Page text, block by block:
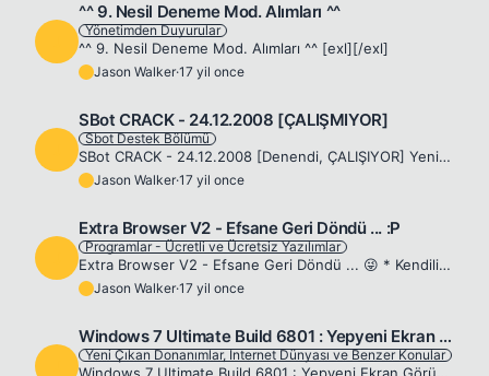
^^ 9. Nesil Deneme Mod. Alımları ^^
Yönetimden Duyurular
^^ 9. Nesil Deneme Mod. Alımları ^^ [exl][/exl]
Jason Walker·17 yil once
SBot CRACK - 24.12.2008 [ÇALIŞMIYOR]
Sbot Destek Bölümü
SBot CRACK - 24.12.2008 [Denendi, ÇALIŞIYOR] Yeni ve en profesyonel bot olan SBot'tun Crack'ini sizlerle paylaşmaktayım. Kullanım : -Sbot'u açın -Crack.exe'yi açın. -Login succesful yazısını görünce ...
Jason Walker·17 yil once
Extra Browser V2 - Efsane Geri Döndü ... :P
Programlar - Ücretli ve Ücretsiz Yazılımlar
Extra Browser V2 - Efsane Geri Döndü ... 😜 * Kendiliğinden açılan pencereleri engelleme * Sekme desteği * Uzantı yönetimi * Kolayca düzenlenebilen yer imleri * Yumuşak kaydırma * Oturum kurtarma * G...
Jason Walker·17 yil once
Windows 7 Ultimate Build 6801 : Yepyeni Ekran Görüntüleri !
Yeni Çıkan Donanımlar, Internet Dünyası ve Benzer Konular